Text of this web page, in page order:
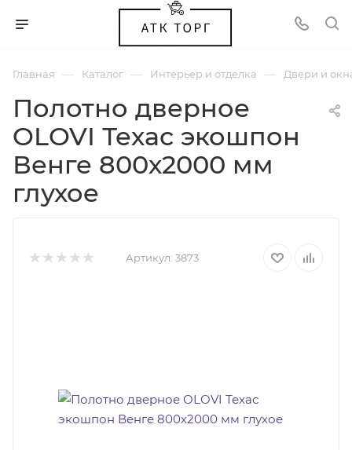
Главная — Каталог — Интерьер и отделка — Двери и
Полотно дверное
OLOVI Техас экошпон
Венге 800х2000 мм
глухое
Артикул: 3873